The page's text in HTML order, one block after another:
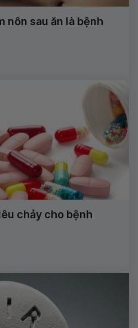
nôn sau ăn là bệnh
chảy cho bệnh